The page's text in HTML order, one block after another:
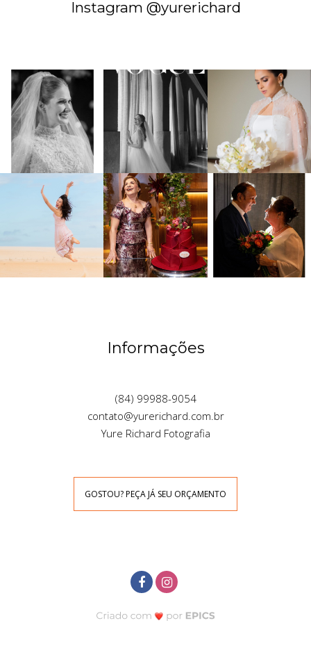
Instagram @yurerichard
Informações
(84) 99988-9054
contato@yurerichard.com.br
Yure Richard Fotografia
GOSTOU? PEÇA JÁ SEU ORÇAMENTO